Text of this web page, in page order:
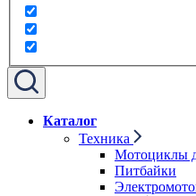
Каталог
Техника
Мотоциклы
Питбайки